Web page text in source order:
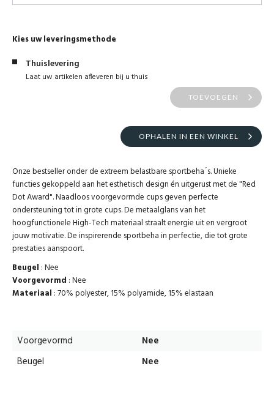
Kies uw leveringsmethode
Thuislevering
Laat uw artikelen afleveren bij u thuis
TOEVOEGEN
OPHALEN IN EEN WINKEL
Onze bestseller onder de extreem belastbare sportbeha´s. Unieke
functies gekoppeld aan het esthetisch design én uitgerust met de "Red
Dot Award". Naadloos voorgevormde cups geven perfecte
ondersteuning tot in grote cups. De metaalglans van het
hoogfunctionele High-Tech materiaal straalt energie uit en vergroot
jouw motivatie. De inspirerende sportbeha in perfectie, die tot grote
prestaties aanspoort.
Beugel : Nee
Voorgevormd : Nee
Materiaal : 70% polyester, 15% polyamide, 15% elastaan
Voorgevormd
Nee
Beugel
Nee